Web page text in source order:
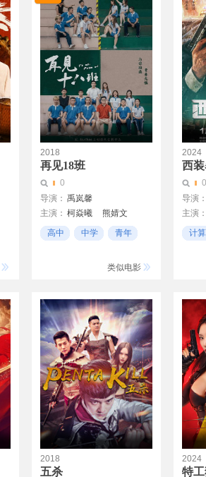
2018
再见18班
0
导演： 禹岚馨
主演： 柯焱曦
熊婧文
秦海
高中 中学 青年
类似电影
2024
西
0
导演
主演
释彦
计
2018
五杀
2024
特